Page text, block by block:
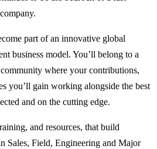
part of an innovative global
business model. You’ll belong to a
where your contributions,
you’ll gain working alongside the best
and on the cutting edge.
and resources, that build
Sales, Field, Engineering and Major